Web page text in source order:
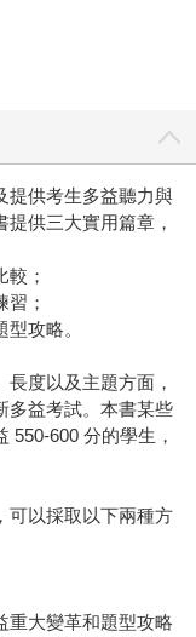
提供考生多益聽力與
供三大實用篇章，
；
；
攻略。
度以及主題方面，
多益考試。本書某些
550-600 分的學生，
可以採取以下兩種方
重大變革和題型攻略